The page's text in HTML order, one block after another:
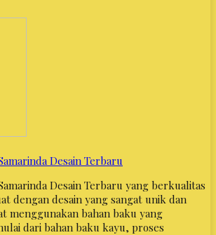
Desain Terbaru
Desain Terbaru yang berkualitas
dengan desain yang sangat unik dan
menggunakan bahan baku yang
dari bahan baku kayu, proses